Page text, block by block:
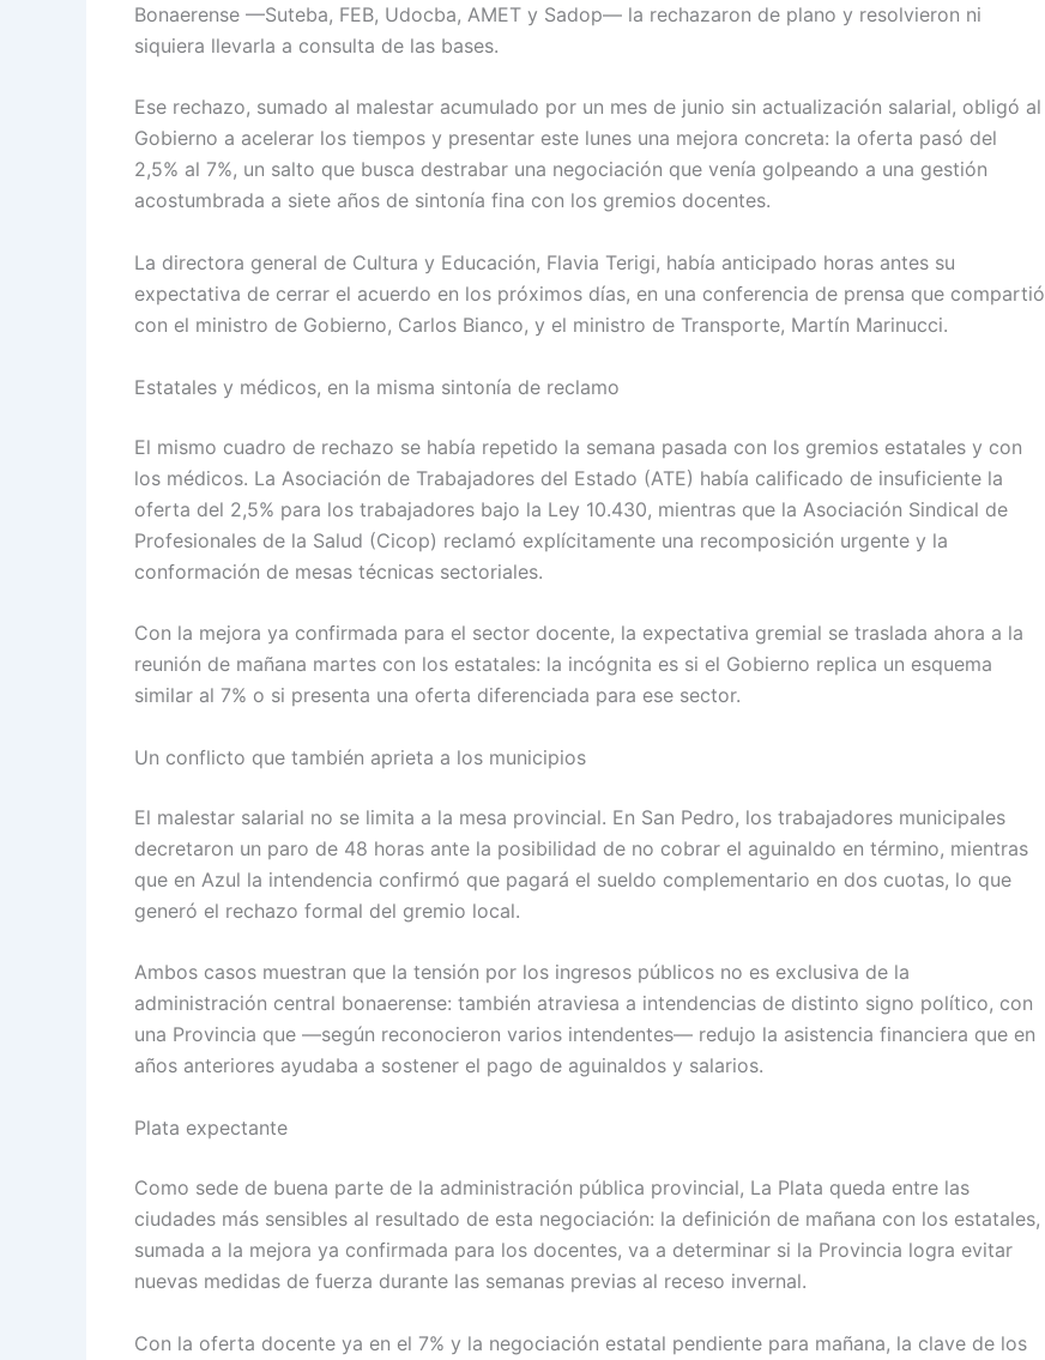
Bonaerense —Suteba, FEB, Udocba, AMET y Sadop— la rechazaron de plano y resolvieron ni
siquiera llevarla a consulta de las bases.
Ese rechazo, sumado al malestar acumulado por un mes de junio sin actualización salarial, obligó al
Gobierno a acelerar los tiempos y presentar este lunes una mejora concreta: la oferta pasó del
2,5% al 7%, un salto que busca destrabar una negociación que venía golpeando a una gestión
acostumbrada a siete años de sintonía fina con los gremios docentes.
La directora general de Cultura y Educación, Flavia Terigi, había anticipado horas antes su
expectativa de cerrar el acuerdo en los próximos días, en una conferencia de prensa que compartió
con el ministro de Gobierno, Carlos Bianco, y el ministro de Transporte, Martín Marinucci.
Estatales y médicos, en la misma sintonía de reclamo
El mismo cuadro de rechazo se había repetido la semana pasada con los gremios estatales y con
los médicos. La Asociación de Trabajadores del Estado (ATE) había calificado de insuficiente la
oferta del 2,5% para los trabajadores bajo la Ley 10.430, mientras que la Asociación Sindical de
Profesionales de la Salud (Cicop) reclamó explícitamente una recomposición urgente y la
conformación de mesas técnicas sectoriales.
Con la mejora ya confirmada para el sector docente, la expectativa gremial se traslada ahora a la
reunión de mañana martes con los estatales: la incógnita es si el Gobierno replica un esquema
similar al 7% o si presenta una oferta diferenciada para ese sector.
Un conflicto que también aprieta a los municipios
El malestar salarial no se limita a la mesa provincial. En San Pedro, los trabajadores municipales
decretaron un paro de 48 horas ante la posibilidad de no cobrar el aguinaldo en término, mientras
que en Azul la intendencia confirmó que pagará el sueldo complementario en dos cuotas, lo que
generó el rechazo formal del gremio local.
Ambos casos muestran que la tensión por los ingresos públicos no es exclusiva de la
administración central bonaerense: también atraviesa a intendencias de distinto signo político, con
una Provincia que —según reconocieron varios intendentes— redujo la asistencia financiera que en
años anteriores ayudaba a sostener el pago de aguinaldos y salarios.
Plata expectante
Como sede de buena parte de la administración pública provincial, La Plata queda entre las
ciudades más sensibles al resultado de esta negociación: la definición de mañana con los estatales,
sumada a la mejora ya confirmada para los docentes, va a determinar si la Provincia logra evitar
nuevas medidas de fuerza durante las semanas previas al receso invernal.
Con la oferta docente ya en el 7% y la negociación estatal pendiente para mañana, la clave de los